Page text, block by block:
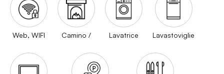
Web, WIFI Camino / Lavatrice Lavastoviglie